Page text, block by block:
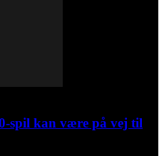
spil kan være på vej til